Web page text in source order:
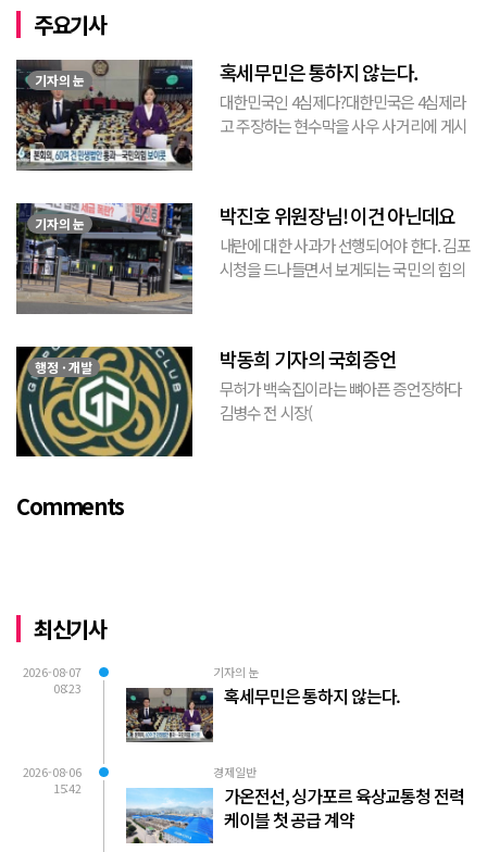
주요기사
기자의 눈 혹세무민은 통하지 않는다.
대한민국인 4심제다?대한민국은 4심제라
고 주장하는 현수막을 사우 사거리에 게시
민(惑...
기자의 눈 박진호 위원장님! 이건 아닌데요
내란에 대한 사과가 선행되어야 한다. 김포
시청을 드나들면서 보게되는 국민의 힘의
이 하...
행정 · 개발 박동희 기자의 국회증언
무허가 백숙집이라는 뼈아픈 증언장하다
김병수 전 시장(
Comments
최신기사
2026-08-07
08:23
기자의 눈
혹세무민은 통하지 않는다.
2026-08-06
15:42
경제일반
가온전선, 싱가포르 육상교통청 전력
케이블 첫 공급 계약